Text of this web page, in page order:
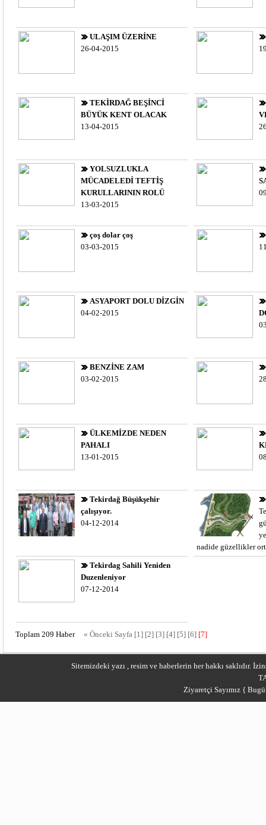
ULAŞIM ÜZERİNE
26-04-2015
TEKİRDAĞ BEŞİNCİ
BÜYÜK KENT OLACAK
13-04-2015
YOLSUZLUKLA
MÜCADELEDİ TEFTİŞ
KURULLARININ ROLÜ
13-03-2015
çoş dolar çoş
03-03-2015
ASYAPORT DOLU DİZGİN
04-02-2015
BENZİNE ZAM
03-02-2015
ÜLKEMİZDE NEDEN
PAHALI
13-01-2015
Tekirdağ Büşükşehir
çalışıyor.
04-12-2014
nadide güzellikler
Tekirdag Sahili Yeniden
Duzenleniyor
07-12-2014
Toplam 209 Haber « Önceki Sayfa [1] [2] [3] [4] [5] [6] [7]
Sitemizdeki yazı , resim ve haberlerin her hakkı saklıdır.
Ziyaretçi Sayımız {